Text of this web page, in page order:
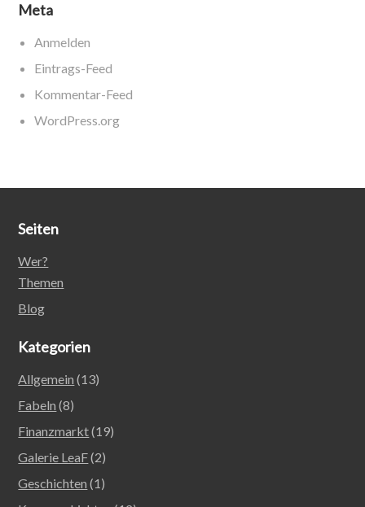
Meta
Anmelden
Eintrags-Feed
Kommentar-Feed
WordPress.org
Seiten
Wer?
Themen
Blog
Kategorien
Allgemein (13)
Fabeln (8)
Finanzmarkt(19)
Galerie LeaF(2)
Geschichten (1)